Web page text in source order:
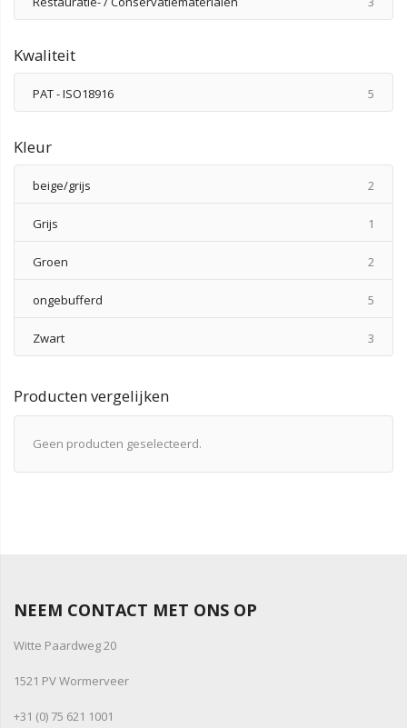
Kwaliteit
PAT - ISO18916 5
Kleur
beige/grijs 2
Grijs 1
Groen 2
ongebufferd 5
Zwart 3
Producten vergelijken
Geen producten geselecteerd.
NEEM CONTACT MET ONS OP
Witte Paardweg 20
1521 PV Wormerveer
+31 (0) 75 621 1001